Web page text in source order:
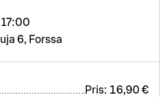
6, Forssa
Pris: 16,90 €